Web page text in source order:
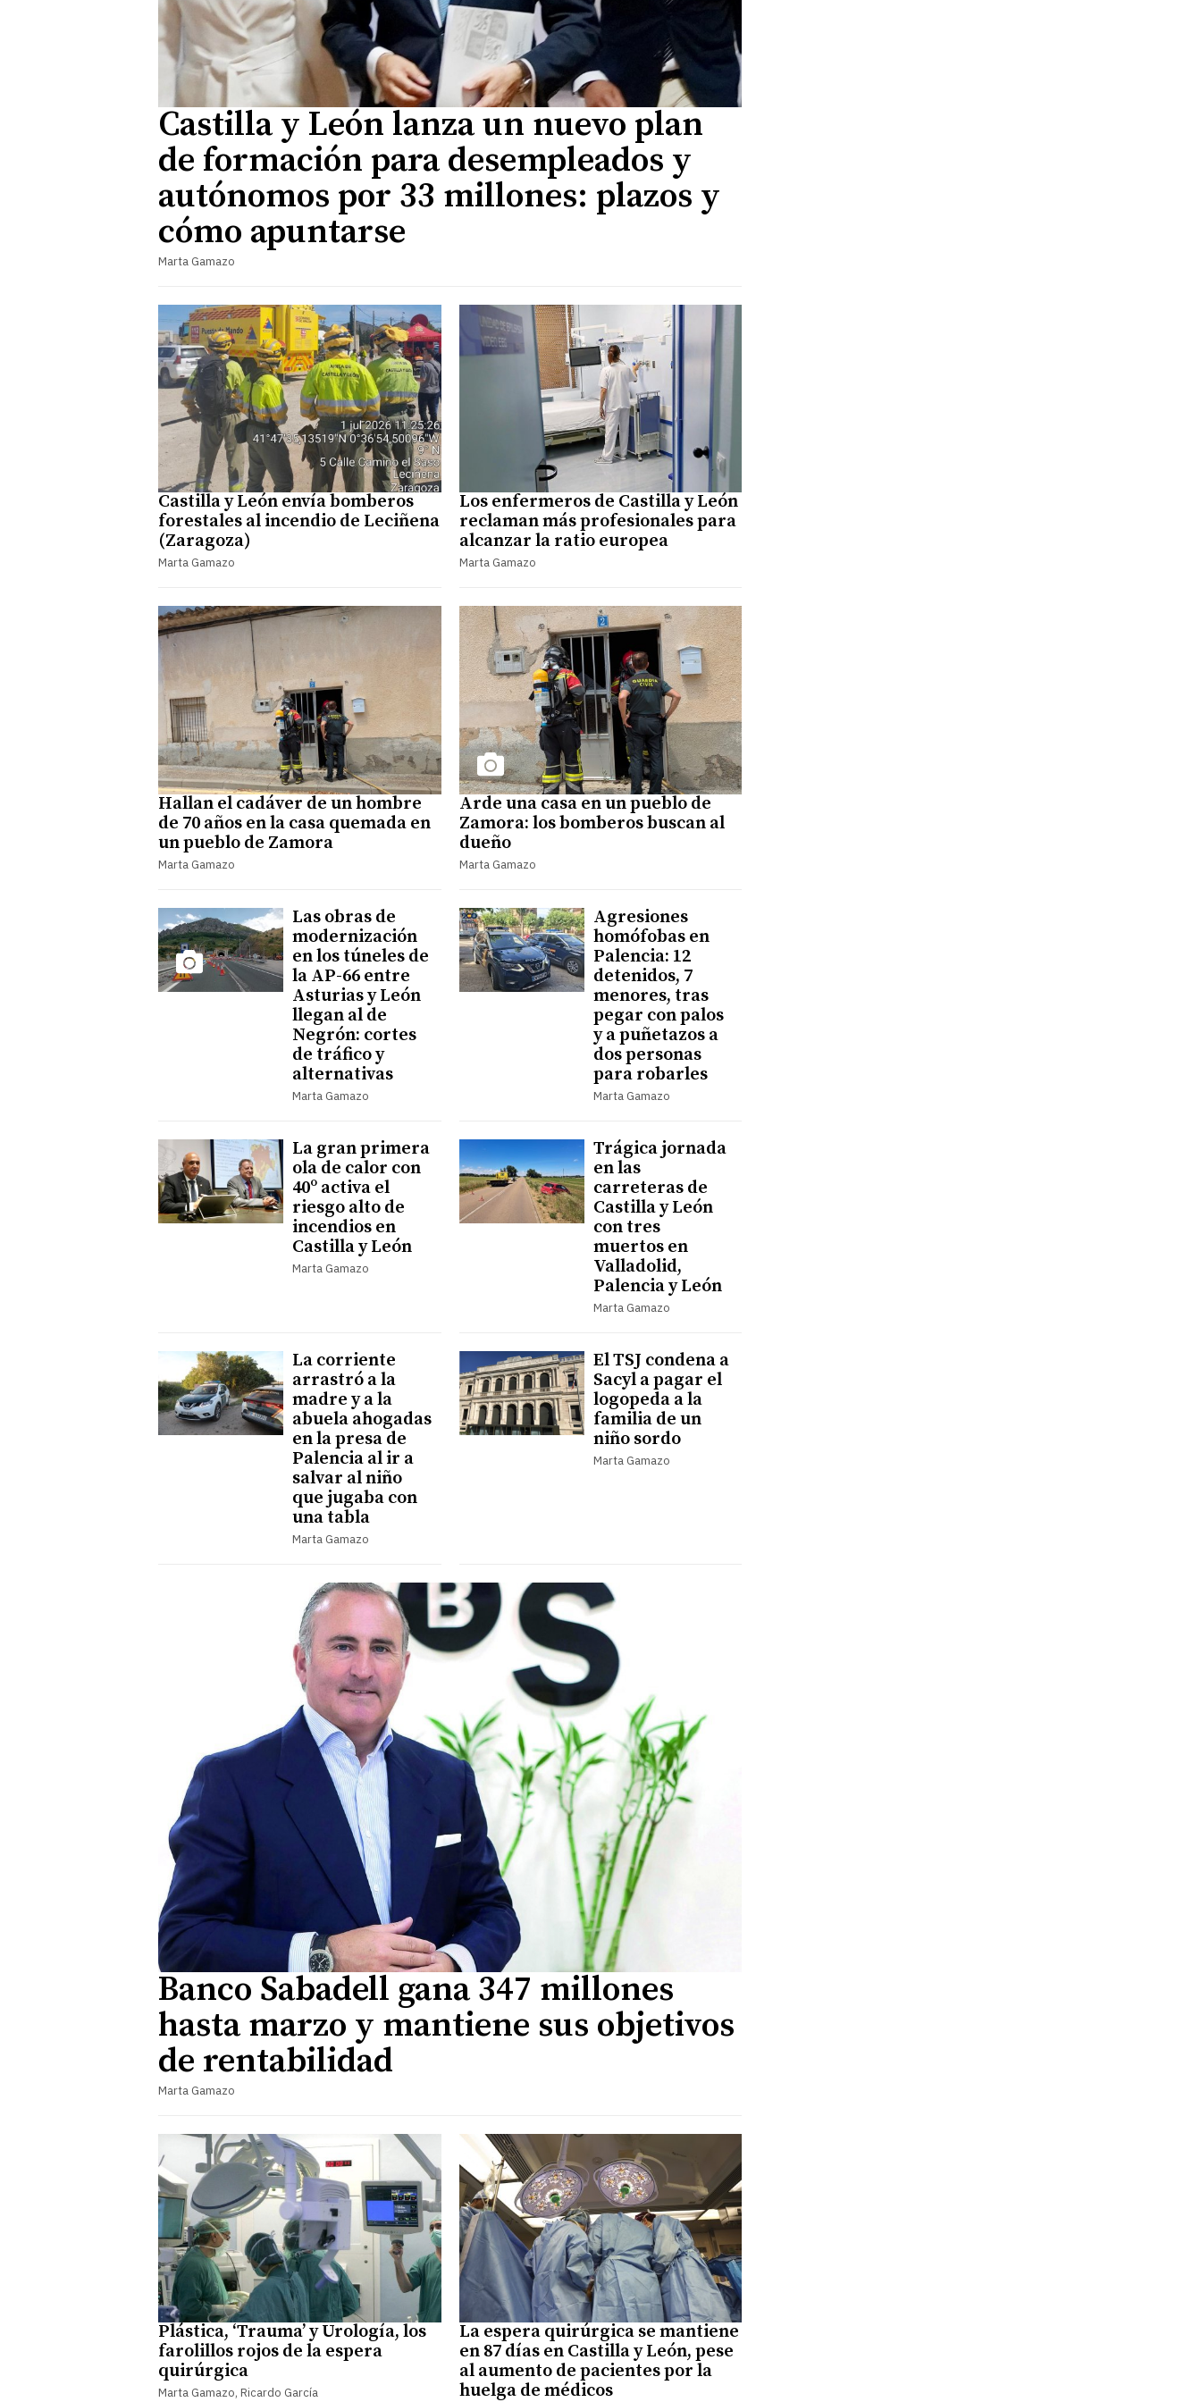
Castilla y León lanza un nuevo plan
de formación para desempleados y
autónomos por 33 millones: plazos y
cómo apuntarse
Marta Gamazo
Castilla y León envía bomberos
forestales al incendio de Leciñena
(Zaragoza)
Marta Gamazo
Los enfermeros de Castilla y León
reclaman más profesionales para
alcanzar la ratio europea
Marta Gamazo
Hallan el cadáver de un hombre
de 70 años en la casa quemada en
un pueblo de Zamora
Marta Gamazo
Arde una casa en un pueblo de
Zamora: los bomberos buscan al
dueño
Marta Gamazo
Las obras de
modernización
en los túneles de
la AP-66 entre
Asturias y León
llegan al de
Negrón: cortes
de tráfico y
alternativas
Marta Gamazo
Agresiones
homófobas en
Palencia: 12
detenidos, 7
menores, tras
pegar con palos
y a puñetazos a
dos personas
para robarles
Marta Gamazo
La gran primera
ola de calor con
40º activa el
riesgo alto de
incendios en
Castilla y León
Marta Gamazo
Trágica jornada
en las
carreteras de
Castilla y León
con tres
muertos en
Valladolid,
Palencia y León
Marta Gamazo
La corriente
arrastró a la
madre y a la
abuela ahogadas
en la presa de
Palencia al ir a
salvar al niño
que jugaba con
una tabla
Marta Gamazo
El TSJ condena a
Sacyl a pagar el
logopeda a la
familia de un
niño sordo
Marta Gamazo
Banco Sabadell gana 347 millones
hasta marzo y mantiene sus objetivos
de rentabilidad
Marta Gamazo
Plástica, ‘Trauma’ y Urología, los
farolillos rojos de la espera
quirúrgica
Marta Gamazo, Ricardo García
La espera quirúrgica se mantiene
en 87 días en Castilla y León, pese
al aumento de pacientes por la
huelga de médicos